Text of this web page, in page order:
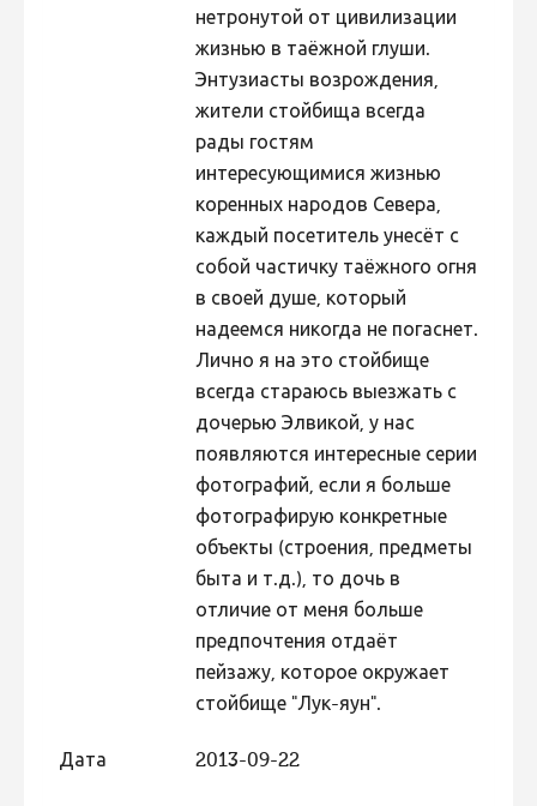
нетронутой от цивилизации
жизнью в таёжной глуши.
Энтузиасты возрождения,
жители стойбища всегда
рады гостям
интересующимися жизнью
коренных народов Севера,
каждый посетитель унесёт с
собой частичку таёжного огня
в своей душе, который
надеемся никогда не погаснет.
Лично я на это стойбище
всегда стараюсь выезжать с
дочерью Элвикой, у нас
появляются интересные серии
фотографий, если я больше
фотографирую конкретные
объекты (строения, предметы
быта и т.д.), то дочь в
отличие от меня больше
предпочтения отдаёт
пейзажу, которое окружает
стойбище "Лук-яун".
Дата 2013-09-22